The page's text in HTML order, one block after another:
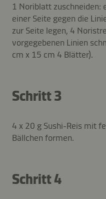
1 Noriblatt zuschneiden:
einer Seite gegen die
zur Seite legen, 4
vorgegebenen Linien
cm x 15 cm 4 Blätter).
Schritt 3
4 x 20 g Sushi-Reis mit
Bällchen formen.
Schritt 4